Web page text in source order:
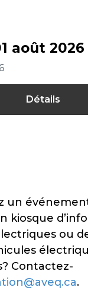
août 2026
Détails
un
kiosque
ou
Contactez-
.